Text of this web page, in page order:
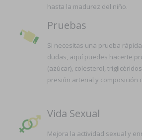
hasta la madurez del niño.
Pruebas
Si necesitas una prueba
dudas, aquí puedes hacerte
(azúcar), colesterol,
presión arterial y composición
Vida Sexual
Mejora la actividad sexual y